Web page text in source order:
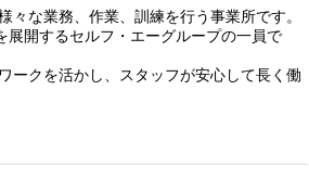
な業務、作業、訓練を行う事業所です。
開するセルフ・エーグループの一員で
ークを活かし、スタッフが安心して長く働
展開をさせて頂いております。